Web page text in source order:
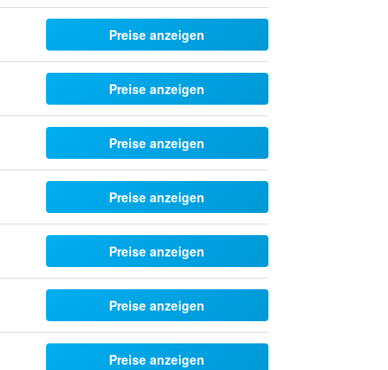
Preise anzeigen
Preise anzeigen
Preise anzeigen
Preise anzeigen
Preise anzeigen
Preise anzeigen
Preise anzeigen